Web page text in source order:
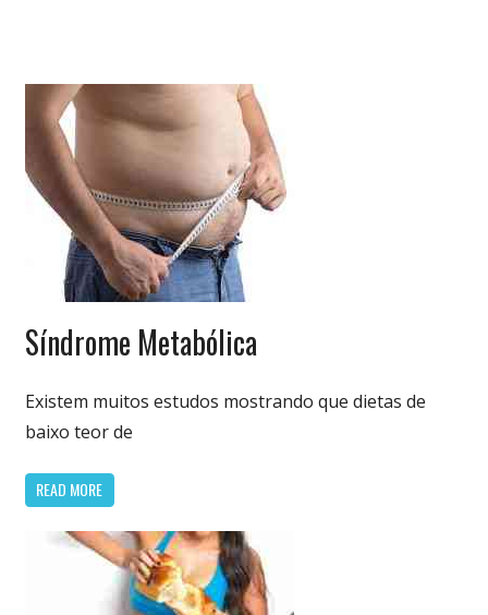
Cetogênica
Síndrome Metabólica
Existem muitos estudos mostrando que dietas de
baixo teor de
READ MORE